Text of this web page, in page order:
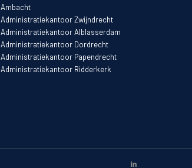
Ambacht
Administratiekantoor Zwijndrecht
Administratiekantoor Alblasserdam
Administratiekantoor Dordrecht
Administratiekantoor Papendrecht
Administratiekantoor Ridderkerk